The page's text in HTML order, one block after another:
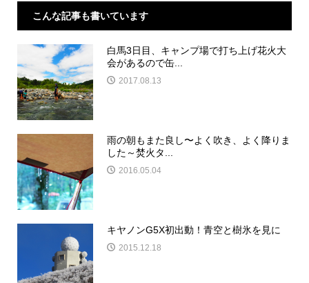
こんな記事も書いています
白馬3日目、キャンプ場で打ち上げ花火大
会があるので缶...
2017.08.13
雨の朝もまた良し〜よく吹き、よく降りま
した～焚火タ...
2016.05.04
キヤノンG5X初出動！青空と樹氷を見に
2015.12.18